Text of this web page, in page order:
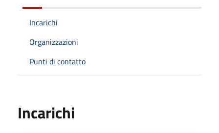
Incarichi
Organizzazioni
Punti di contatto
Incarichi